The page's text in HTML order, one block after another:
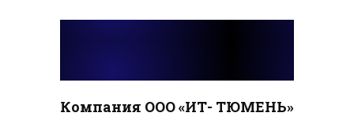
Компания ООО «ИТ- ТЮМЕНЬ»